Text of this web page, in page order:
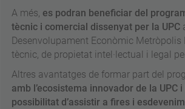
A més, es podran beneficiar del
tècnic i comercial dissenyat per la UPC
Desenvolupament Econòmic Metròpolis
tècnic, de propietat intel·lectual i legal
Altres avantatges de formar part del
amb l’ecosistema innovador de la UPC
possibilitat d’assistir a fires i